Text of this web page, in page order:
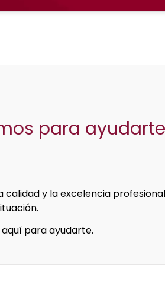
para
calidad y la excelencia
para ayudarte.